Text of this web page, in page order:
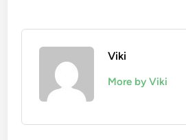
Viki
More by Viki